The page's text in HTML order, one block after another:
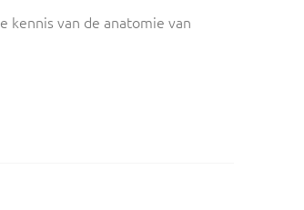
van de anatomie van